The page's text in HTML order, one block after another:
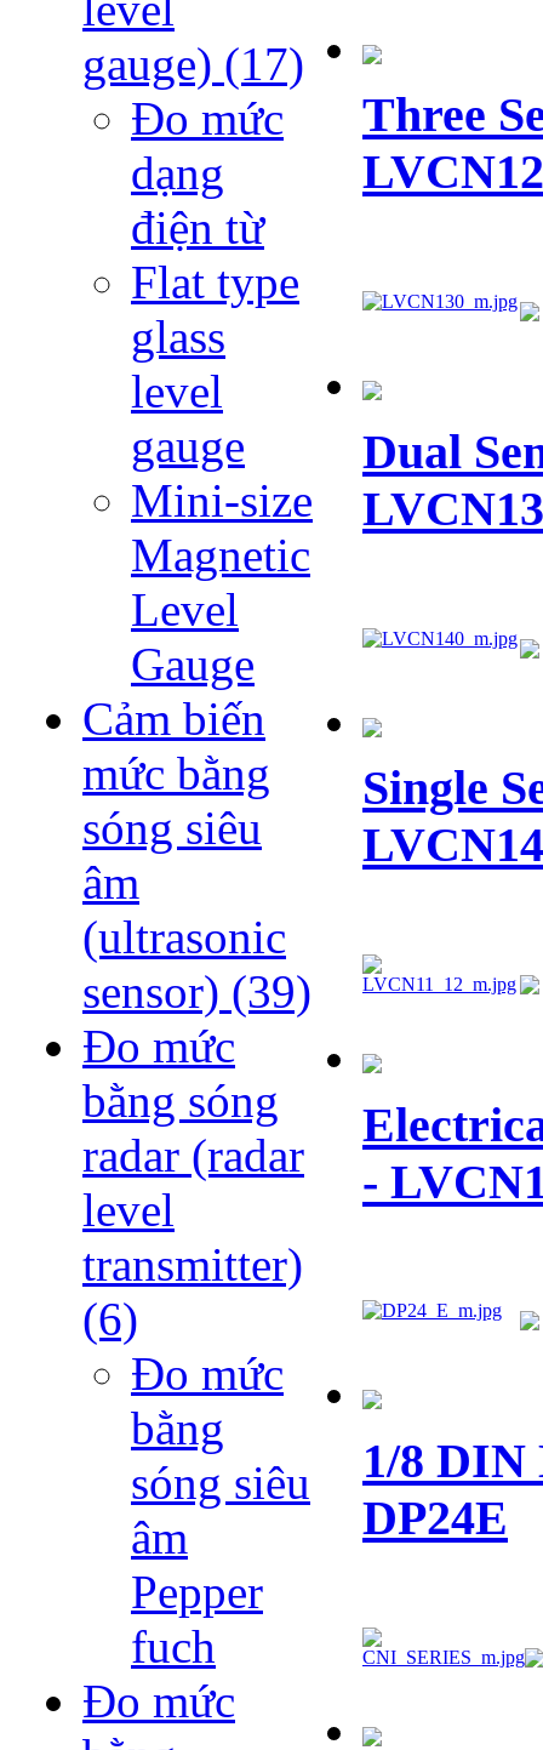
gauge) (17)
Đo mức
dạng
điện từ
Flat type
glass
level
gauge
Mini-size
Magnetic
Level
Gauge
Cảm biến
mức bằng
sóng siêu
âm
(ultrasonic
sensor) (39)
Đo mức
bằng sóng
radar (radar
level
transmitter)
(6)
Đo mức
bằng
sóng siêu
âm
Pepper
fuch
Đo mức
Three
Dual
Single
-
1/8 DIN
DP24E